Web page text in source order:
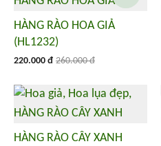
HÀNG RÀO HOA GIẢ
(HL1232)
220.000 đ 260.000 đ
HÀNG RÀO CÂY XANH